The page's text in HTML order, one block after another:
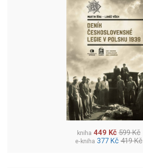
kniha 449 Kč 599 Kč
e-kniha 377 Kč 419 Kč